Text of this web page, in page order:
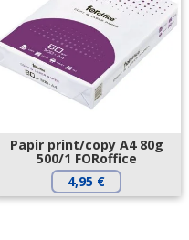
Papir print/copy A4 80g
500/1 FORoffice
4,95 €